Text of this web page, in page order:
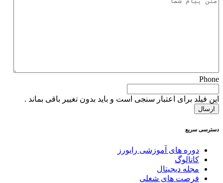
Phone
این فیلد برای اعتبار سنجی است و باید بدون تغییر باقی بماند .
دسترسی سریع
دوره های آموزشی رایورز
کاتالوگ
مجله دیجیتال
فرصت های شغلی